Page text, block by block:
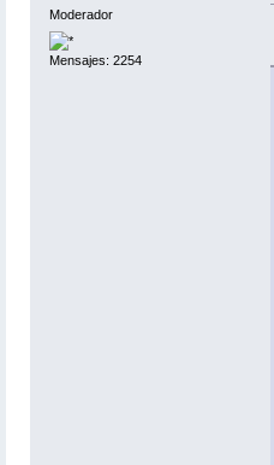
Moderador
Mensajes: 2254